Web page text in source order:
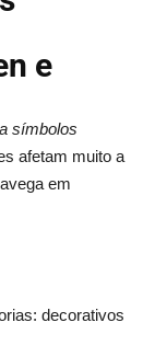
e
símbolos
afetam muito a
em
decorativos